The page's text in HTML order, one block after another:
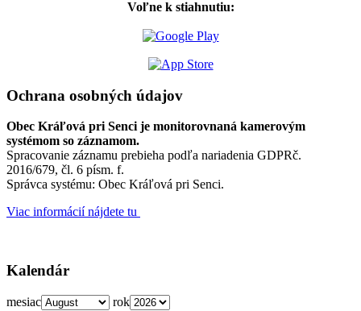
Voľne k stiahnutiu:
Ochrana osobných údajov
Obec Kráľová pri Senci je monitorovnaná kamerovým
systémom so záznamom.
Spracovanie záznamu prebieha podľa nariadenia GDPRč.
2016/679, čl. 6 písm. f.
Správca systému: Obec Kráľová pri Senci.
Viac informácií nájdete tu
Kalendár
mesiac rok